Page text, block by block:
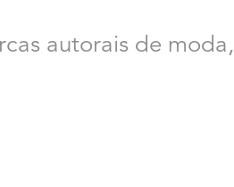
autorais de moda,